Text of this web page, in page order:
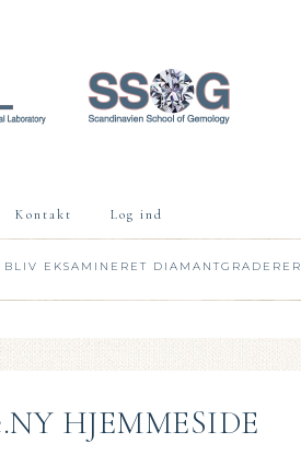
Kontakt Log ind
BLIV EKSAMINERET DIAMANTGRADERER
HJEMMESIDE